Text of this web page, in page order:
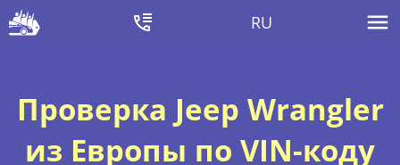
RU
Проверка Jeep Wrangler
из Европы по VIN-коду